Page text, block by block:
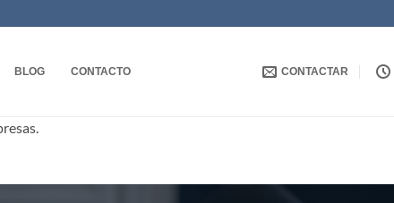
BLOG CONTACTO CONTACTAR